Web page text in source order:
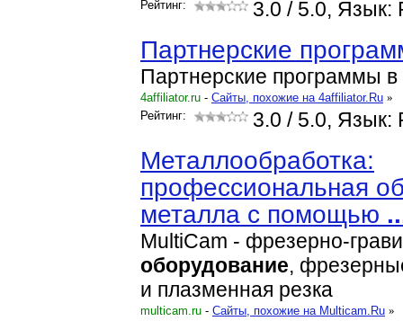
Рейтинг:
3.0 / 5.0, Язык:
Партнерские
Партнерские программы в
4affiliator.ru - Cайты, похожие на 4affiliator.Ru »
Рейтинг:
3.0 / 5.0, Язык:
Металлообработка:
профессиональная
металла с помощью
MultiCam - фрезерно-
оборудование,
и плазменная резка
multicam.ru - Cайты, похожие на Multicam.Ru »